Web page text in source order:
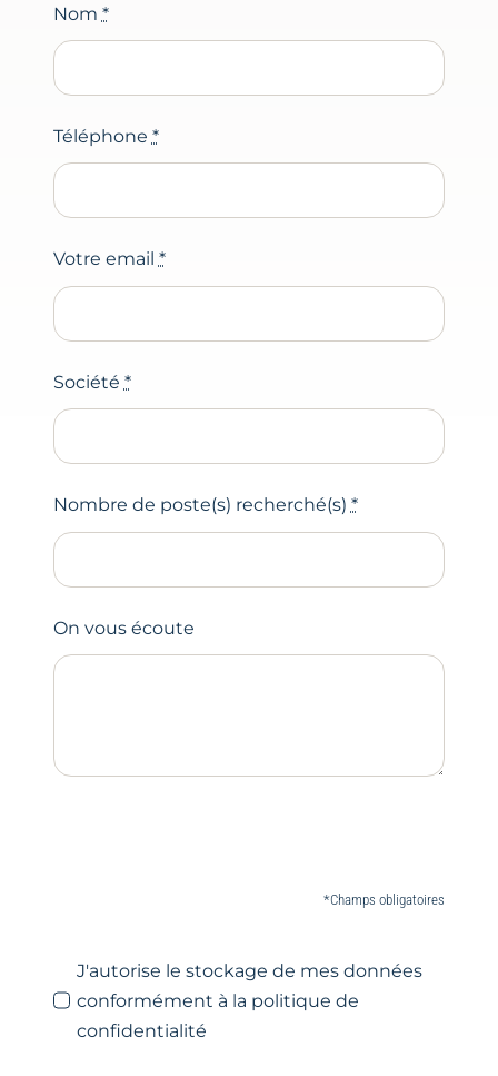
Nom *
Téléphone *
Votre email *
Société *
Nombre de poste(s) recherché(s) *
On vous écoute
*Champs obligatoires
J'autorise le stockage de mes données
conformément à la politique de
confidentialité